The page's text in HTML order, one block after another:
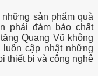
sản phẩm quà
phải đảm bảo chất
Quang Vũ không
cập nhật những
thiết bị và công nghệ